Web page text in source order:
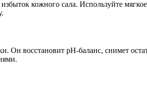
кожного сала. Используйте
Он восстановит pH-баланс, снимет